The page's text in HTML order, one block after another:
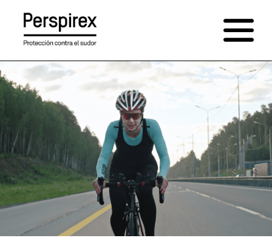
contenido